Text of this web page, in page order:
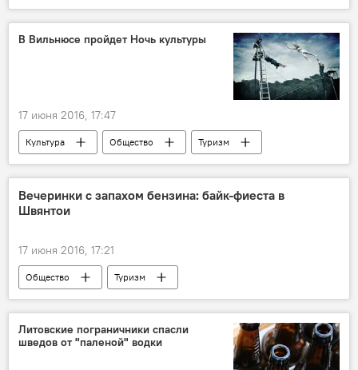
Даля Грибаускайте: штрихи к портрету
В Вильнюсе пройдет Ночь культуры
17 июня 2016, 17:47
Культура Общество Туризм
Вечеринки с запахом бензина: байк-фиеста в
Швянтои
17 июня 2016, 17:21
Общество Туризм
Литовские пограничники спасли
шведов от "паленой" водки